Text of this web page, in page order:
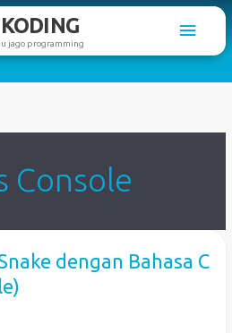
jago programming
Menu
Console
dengan Bahasa C